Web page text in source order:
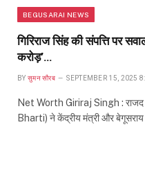
BEGUSARAI NEWS
गिरिराज सिंह की संपत्ति पर
करोड़’…
BY सुमन सौरब SEPTEMBER 15, 2025
Net Worth Giriraj Singh : राजद
Bharti) ने केंद्रीय मंत्री और बेगूसराय